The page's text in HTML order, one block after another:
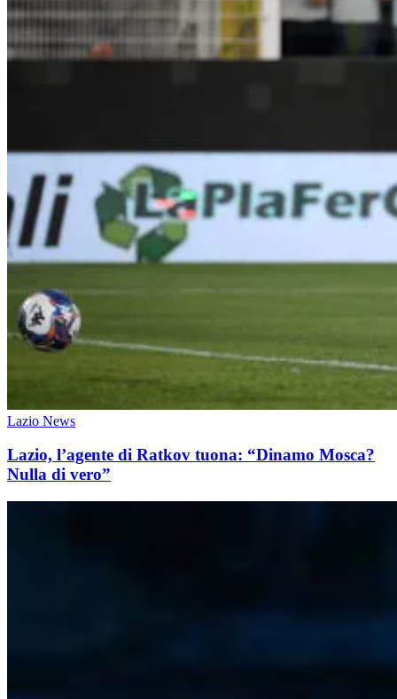
Lazio News
Lazio, l’agente di Ratkov tuona: “Dinamo Mosca?
Nulla di vero”